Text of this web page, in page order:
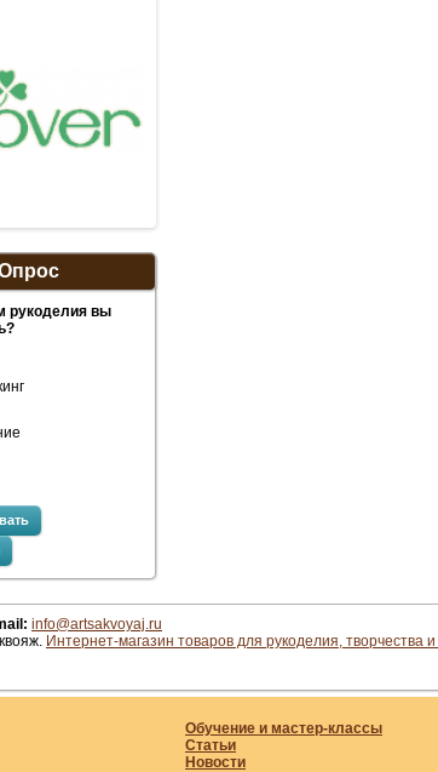
рукоделия вы
info@artsakvoyaj.ru
Интернет-магазин товаров для рукоделия, творчества
Обучение и мастер-классы
Статьи
Новости